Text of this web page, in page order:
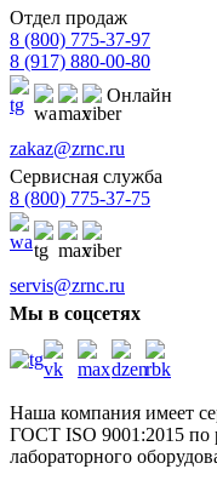
Отдел продаж
8 (800) 775-37-97
8 (917) 880-00-80
Онлайн
zakaz@zrnc.ru
Сервисная служба
8 (800) 775-37-75
servis@zrnc.ru
Мы в соцсетях
Наша компания имеет
ГОСТ ISO 9001:2015 по
лабораторного